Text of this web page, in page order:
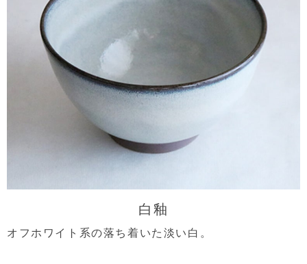
白釉
オフホワイト系の落ち着いた淡い白。